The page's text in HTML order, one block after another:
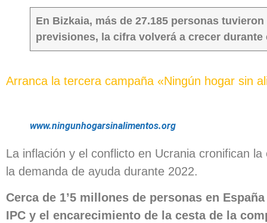
En Bizkaia, más de 27.185 personas
previsiones, la cifra volverá a crecer durante
Arranca la tercera campaña «Ningún hogar sin
www.ningunhogarsinalimentos.org
La inflación y el conflicto en Ucrania cronifican
la demanda de ayuda durante 2022.
Cerca de 1’5 millones de personas en
IPC y el encarecimiento de la cesta de la